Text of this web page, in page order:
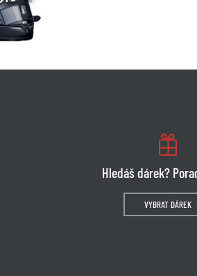
Hledáš dárek?
VYBRAT DÁREK